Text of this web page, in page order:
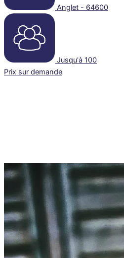
Anglet - 64600
Jusqu'à 100
Prix sur demande